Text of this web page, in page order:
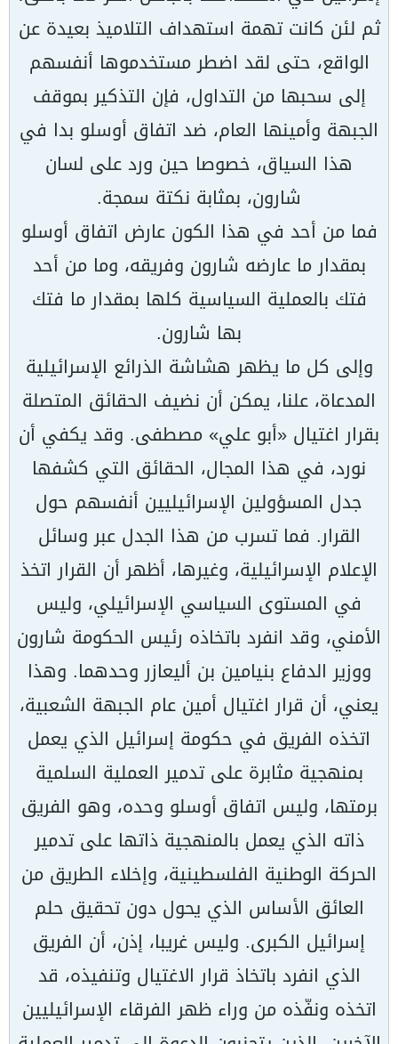
ثم لئن كانت تهمة استهداف التلاميذ بعيدة عن
الواقع، حتى لقد اضطر مستخدموها أنفسهم
إلى سحبها من التداول، فإن التذكير بموقف
الجبهة وأمينها العام، ضد اتفاق أوسلو بدا في
هذا السياق، خصوصا حين ورد على لسان
شارون، بمثابة نكتة سمجة.
فما من أحد في هذا الكون عارض اتفاق أوسلو
بمقدار ما عارضه شارون وفريقه، وما من أحد
فتك بالعملية السياسية كلها بمقدار ما فتك
بها شارون.
وإلى كل ما يظهر هشاشة الذرائع الإسرائيلية
المدعاة، علنا، يمكن أن نضيف الحقائق المتصلة
بقرار اغتيال «أبو علي» مصطفى. وقد يكفي أن
نورد، في هذا المجال، الحقائق التي كشفها
جدل المسؤولين الإسرائيليين أنفسهم حول
القرار. فما تسرب من هذا الجدل عبر وسائل
الإعلام الإسرائيلية، وغيرها، أظهر أن القرار اتخذ
في المستوى السياسي الإسرائيلي، وليس
الأمني، وقد انفرد باتخاذه رئيس الحكومة شارون
ووزير الدفاع بنيامين بن أليعازر وحدهما. وهذا
يعني، أن قرار اغتيال أمين عام الجبهة الشعبية،
اتخذه الفريق في حكومة إسرائيل الذي يعمل
بمنهجية مثابرة على تدمير العملية السلمية
برمتها، وليس اتفاق أوسلو وحده، وهو الفريق
ذاته الذي يعمل بالمنهجية ذاتها على تدمير
الحركة الوطنية الفلسطينية، وإخلاء الطريق من
العائق الأساس الذي يحول دون تحقيق حلم
إسرائيل الكبرى. وليس غريبا، إذن، أن الفريق
الذي انفرد باتخاذ قرار الاغتيال وتنفيذه، قد
اتخذه ونفّذه من وراء ظهر الفرقاء الإسرائيليين